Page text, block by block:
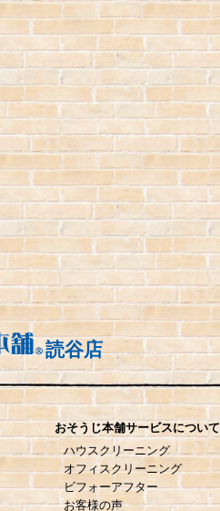
読谷店
おそうじ本舗サービスについて
ハウスクリーニング
オフィスクリーニング
ビフォーアフター
お客様の声